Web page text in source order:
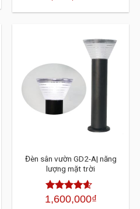
5 sao
Đèn sân vườn GD2-A| năng
lượng mặt trời
Được xếp
1,600,000₫